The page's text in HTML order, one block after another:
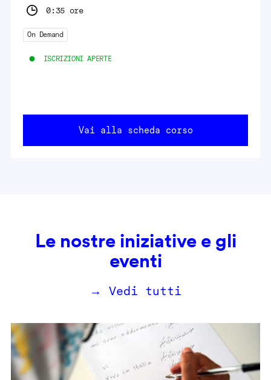
0:35 ore
On Demand
ISCRIZIONI APERTE
Vai alla scheda corso
Le nostre iniziative e gli
eventi
→ Vedi tutti